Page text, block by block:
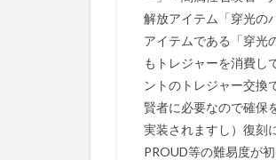
解放アイテム「穿光の
アイテムである「穿光
もトレジャーを消費し
ントのトレジャー交換
賢者に必要なので確保
実装されますし）復刻
PROUD等の難易度が